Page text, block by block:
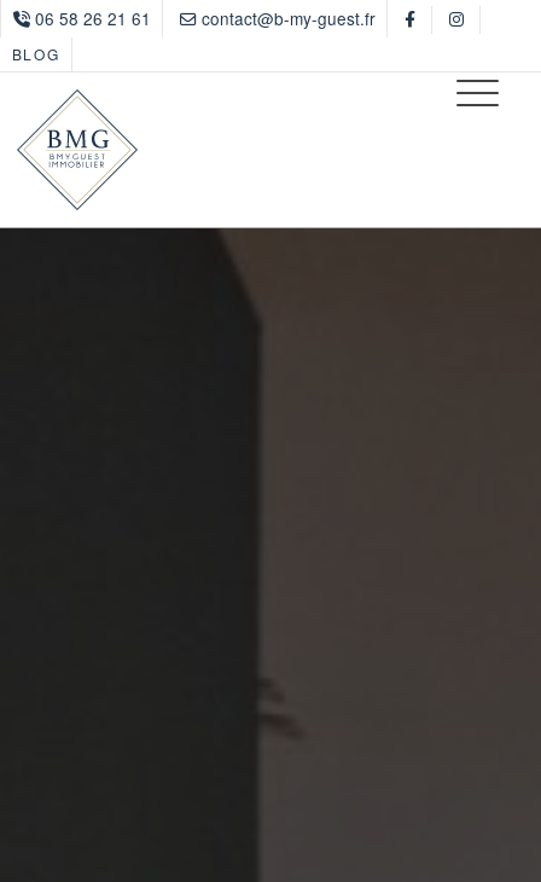
06 58 26 21 61 contact@b-my-guest.fr
BLOG